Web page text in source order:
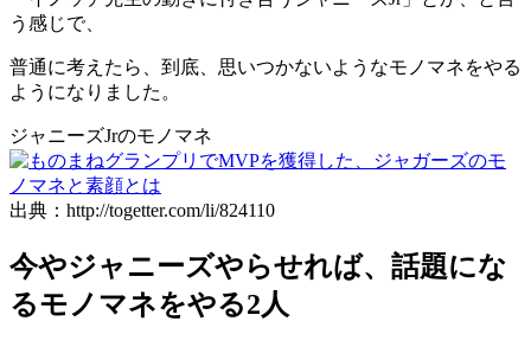
う感じで、
普通に考えたら、到底、思いつかないようなモノマネをやる
ようになりました。
ジャニーズJrのモノマネ
出典：http://togetter.com/li/824110
今やジャニーズやらせれば、話題にな
るモノマネをやる2人